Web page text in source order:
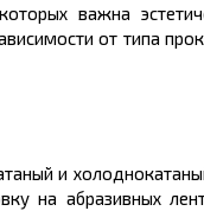
важна
от типа
и
на абразивных